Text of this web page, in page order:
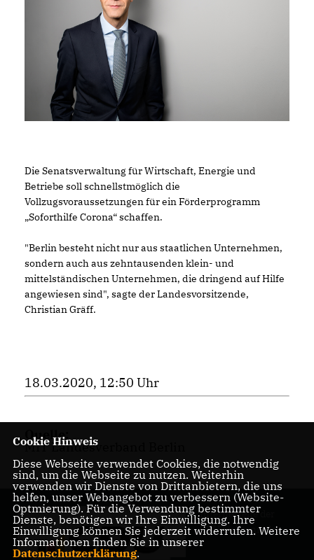
Die Senatsverwaltung für Wirtschaft, Energie und
Betriebe soll schnellstmöglich die
Vollzugsvoraussetzungen für ein Förderprogramm
Soforthilfe Corona“ schaffen.
"Berlin besteht nicht nur aus staatlichen Unternehmen,
sondern auch aus zehntausenden klein- und
mittelständischen Unternehmen, die dringend auf Hilfe
angewiesen sind", sagte der Landesvorsitzende,
Christian Gräff.
18.03.2020, 12:50 Uhr
Quelle:
MIT Landesverband Berlin
Internetseite der
CDU Lichtenrade
Cookie Hinweis
Diese Webseite verwendet Cookies, die notwendig
sind, um die Webseite zu nutzen. Weiterhin
verwenden wir Dienste von Drittanbietern, die uns
helfen, unser Webangebot zu verbessern (Website-
Optmierung). Für die Verwendung bestimmter
Dienste, benötigen wir Ihre Einwilligung. Ihre
Einwilligung können Sie jederzeit widerrufen. Weitere
Informationen finden Sie in unserer
Datenschutzerklärung.